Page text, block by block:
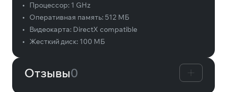
•
Процессор: 1 GHz
•
Оперативная память: 512 МБ
•
Видеокарта: DirectX compatible
•
Жесткий диск: 100 МБ
Отзывы0